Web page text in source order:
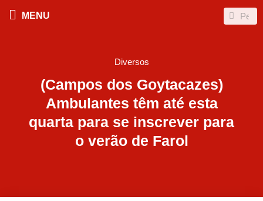
para
MENU Search
Search
Diversos
(Campos dos Goytacazes)
Ambulantes têm até esta
quarta para se inscrever para
o verão de Farol